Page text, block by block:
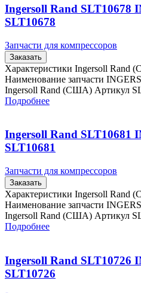
Ingersoll Rand SLT10678
SLT10678
Запчасти для компрессоров
Заказать
Характеристики Ingersoll Rand
Наименование запчасти
Ingersoll Rand (США) Артикул
Подробнее
Ingersoll Rand SLT10681
SLT10681
Запчасти для компрессоров
Заказать
Характеристики Ingersoll Rand
Наименование запчасти
Ingersoll Rand (США) Артикул
Подробнее
Ingersoll Rand SLT10726
SLT10726